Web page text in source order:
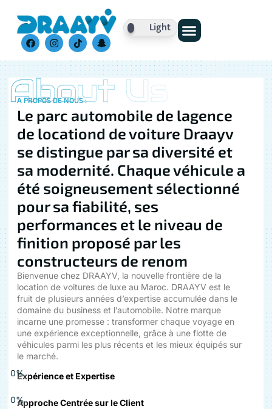
Light
A PROPOS DE NOUS :
Le parc automobile de lagence
de locationd de voiture Draayv
se distingue par sa diversité et
sa modernité. Chaque véhicule a
été soigneusement sélectionné
pour sa fiabilité, ses
performances et le niveau de
finition proposé par les
constructeurs de renom
Bienvenue chez DRAAYV, la nouvelle frontière de la
location de voitures de luxe au Maroc. DRAAYV est le
fruit de plusieurs années d’expertise accumulée dans le
domaine du business et l’automobile. Notre marque
incarne une promesse : transformer chaque voyage en
une expérience exceptionnelle, grâce à une flotte de
véhicules parmi les plus récents et les mieux équipés sur
le marché.
Expérience et Expertise
0%
Approche Centrée sur le Client
0%